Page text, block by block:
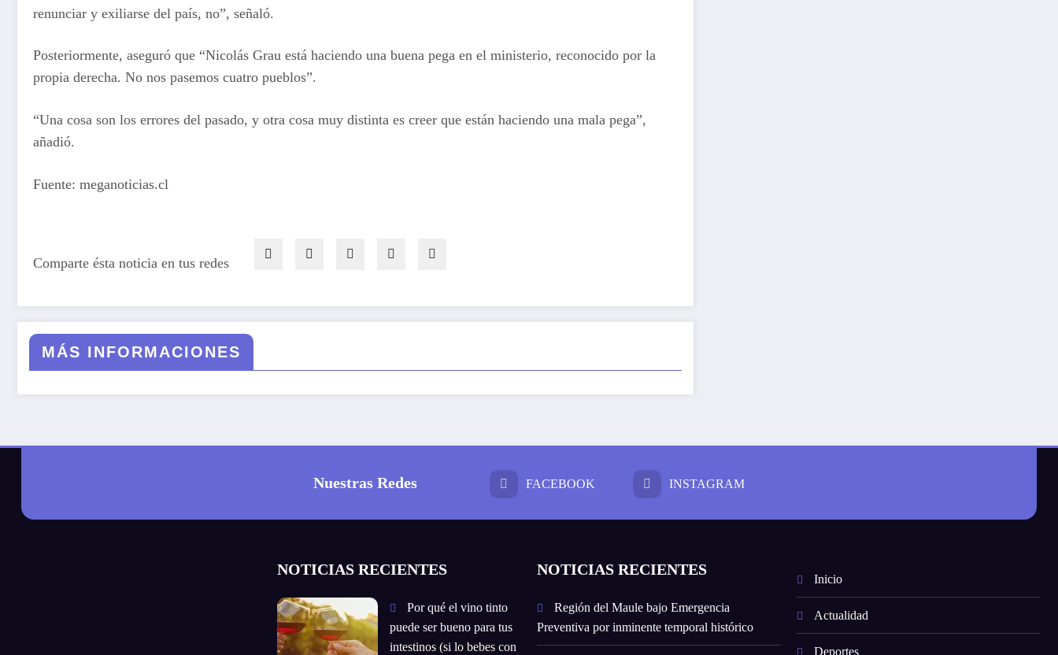
renunciar y exiliarse del país, no”, señaló.
Posteriormente, aseguró que “Nicolás Grau está haciendo una buena pega en el ministerio, reconocido por la
propia derecha. No nos pasemos cuatro pueblos”.
“Una cosa son los errores del pasado, y otra cosa muy distinta es creer que están haciendo una mala pega”,
añadió.
Fuente: meganoticias.cl
Comparte ésta noticia en tus redes
MÁS INFORMACIONES
Nuestras Redes FACEBOOK INSTAGRAM
NOTICIAS RECIENTES
Por qué el vino tinto
puede ser bueno para tus
intestinos (si lo bebes con
NOTICIAS RECIENTES
Región del Maule bajo Emergencia
Preventiva por inminente temporal histórico
Inicio
Actualidad
Deportes